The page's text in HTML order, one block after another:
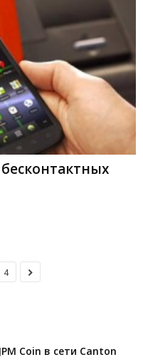
4
Coin в сети Canton